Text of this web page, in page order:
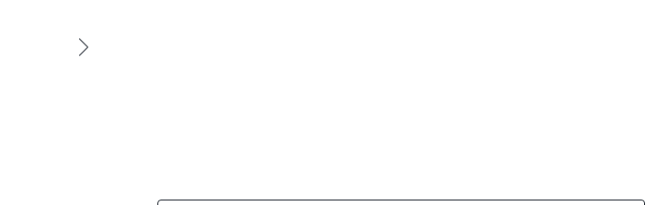
Suivant